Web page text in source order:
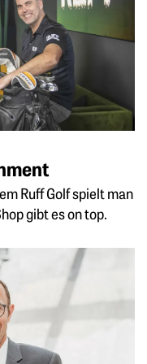
Ruff Golf spielt man
gibt es on top.
win-Situation“